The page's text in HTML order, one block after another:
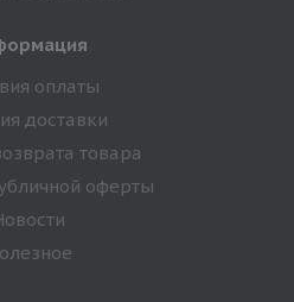
оплаты
доставки
товара
оферты